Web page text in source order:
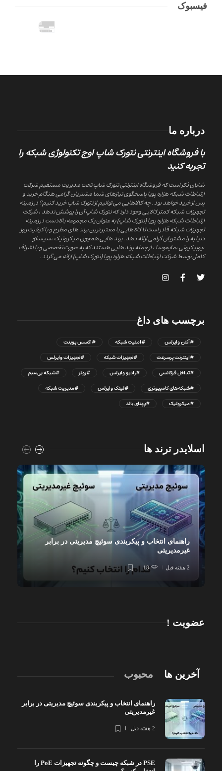
فیسبوک
درباره ما
با فروشگاه اینترنتی نتورک شاپ اوج تکنولوژی شبکه را
تجربه کنید
شایان ذکر است که فروشگاه اینترنتی نتورک شاپ تحت مدیریت مستقیم شرکت
ارتباطات شبکه هزاره پویا پاسخگوی نیازهای شما مشتریان گرامی هنگام خرید و
پس از خرید خواهد بود . چه کالاهایی می توانیم از نتورک شاپ خرید کنیم؟ در زمینه
تجهیزات شبکه کمتر کالایی وجود دارد که نتورک شاپ آن را پوشش ندهد ، شرکت
ارتباطات شبکه هزاره پویا (نتورک شاپ) به عنوان یک مجموعه بالادست در زمینه
تجهیزات شبکه قادر است تا کالاهایی با معتبر ترین برند های مطرح و با کیفیت روز
دنیا به را مشتریان گرامی ارائه دهد . برند هایی همچون میکروتیک ،سیسکو
،یوبیکیوتی ،مایموسا ، از جمله برند هایی هستند که به صورت تخصصی و با اشراف
کامل توسط شرکت ارتباطات شبکه هزاره پویا (نتورک شاپ) ارائه می گردد .
برچسب های داغ
#آنتن وایرلس #امنیت شبکه
#اکسس پوینت
#اینترنت پرسرعت
#تجهیزات شبکه
#تجهیزات وایرلس
#تداخل فرکانسی
#رادیو وایرلس #روتر
#شبکه بی‌سیم
#شبکه‌های کامپیوتری
#لینک وایرلس
#مدیریت شبکه
#میکروتیک
#پهنای باند
اسلایدر ترند ها
راهنمای انتخاب و پیکربندی سوئیچ مدیریتی در برابر
غیرمدیریتی
2 هفته قبل 18
عضویت !
آخرین ها محبوب
راهنمای انتخاب و پیکربندی سوئیچ مدیریتی در برابر
غیرمدیریتی
2 هفته قبل
PSE در شبکه چیست و چگونه تجهیزات PoE را